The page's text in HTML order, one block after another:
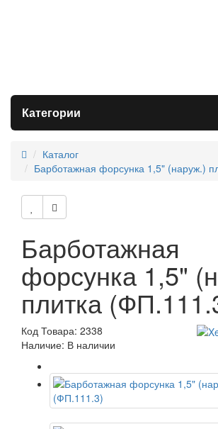
Категории
Каталог
Барботажная форсунка 1,5" (наруж.)
Барботажная
форсунка 1,5"
плитка
Код Товара: 2338
Наличие: В наличии